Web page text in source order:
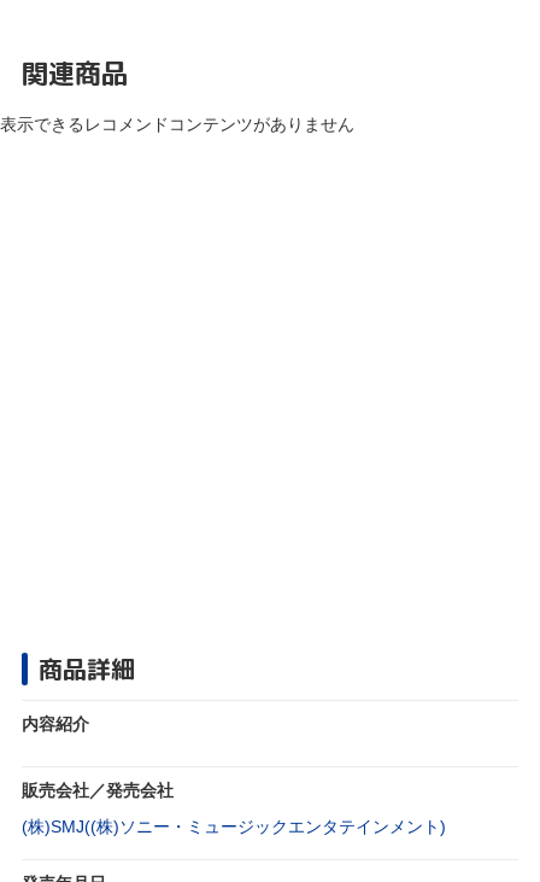
関連商品
表示できるレコメンドコンテンツがありません
商品詳細
内容紹介
販売会社／発売会社
(株)SMJ((株)ソニー・ミュージックエンタテインメント)